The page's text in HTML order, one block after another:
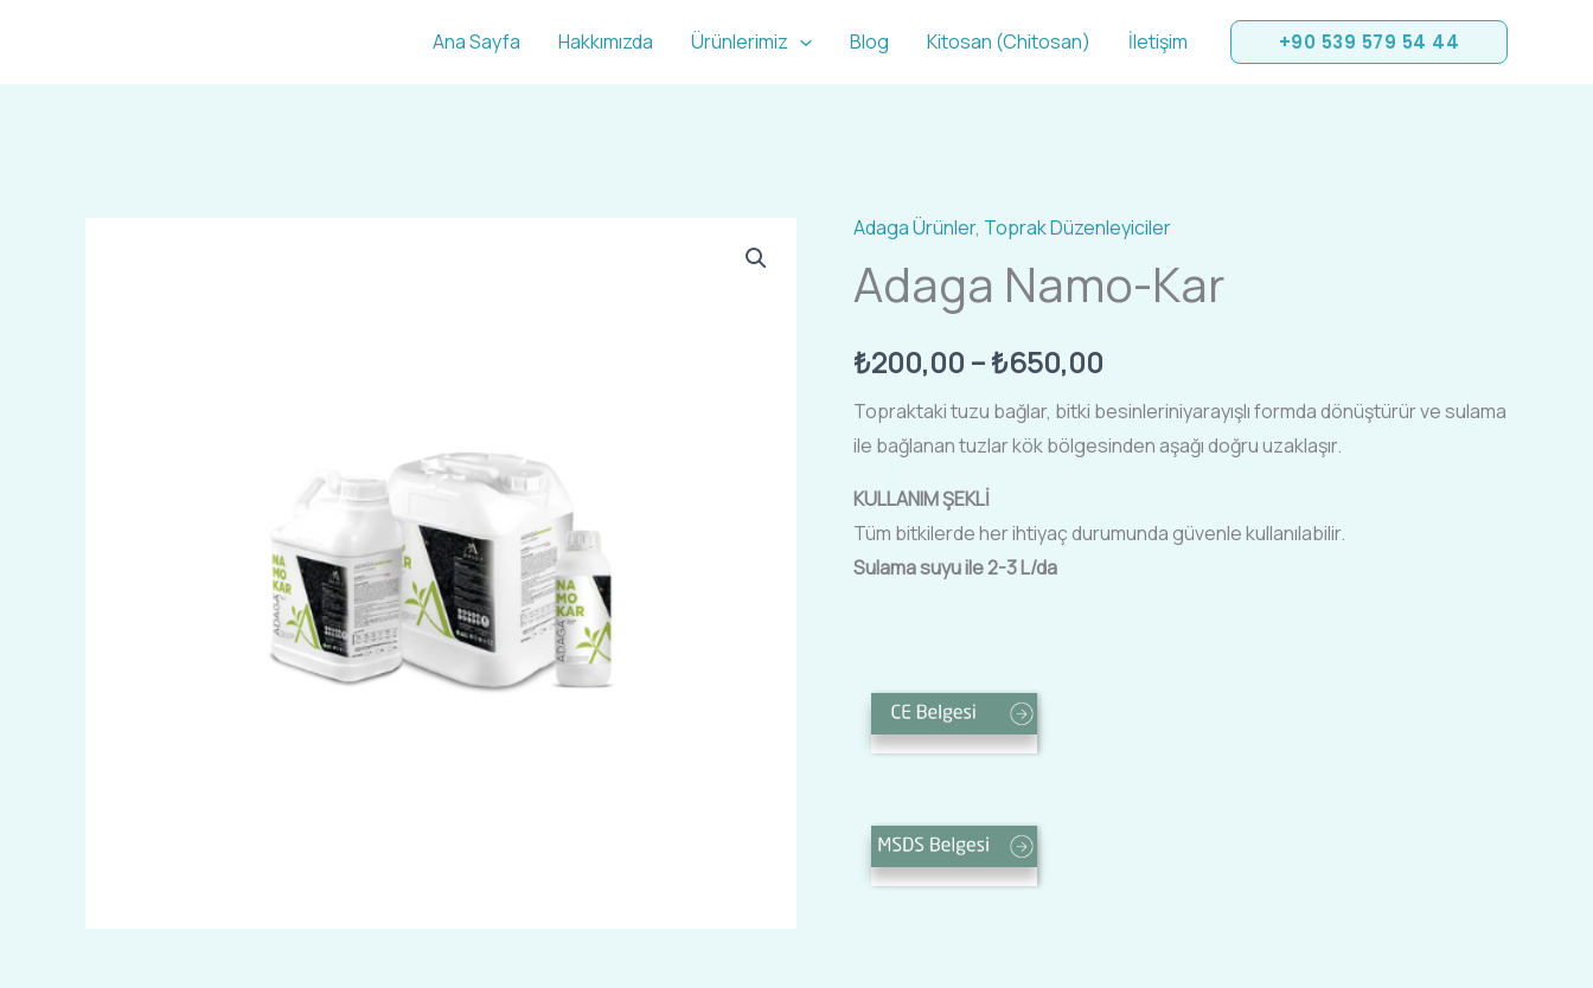
Ana Sayfa Hakkımızda Ürünlerimiz Blog Kitosan (Chitosan) İletişim +90 539 579 54 44
Adaga Ürünler, Toprak Düzenleyiciler
Adaga Namo-Kar
₺200,00 –₺650,00
Fiyat
aralığı:
-
₺650,00
Topraktaki tuzu bağlar, bitki besinleriniyarayışlı formda dönüştürür ve sulama
ile bağlanan tuzlar kök bölgesinden aşağı doğru uzaklaşır.
KULLANIM ŞEKLİ
Tüm bitkilerde her ihtiyaç durumunda güvenle kullanılabilir.
Sulama suyu ile 2-3 L/da
Adaga
Namo-
Kar